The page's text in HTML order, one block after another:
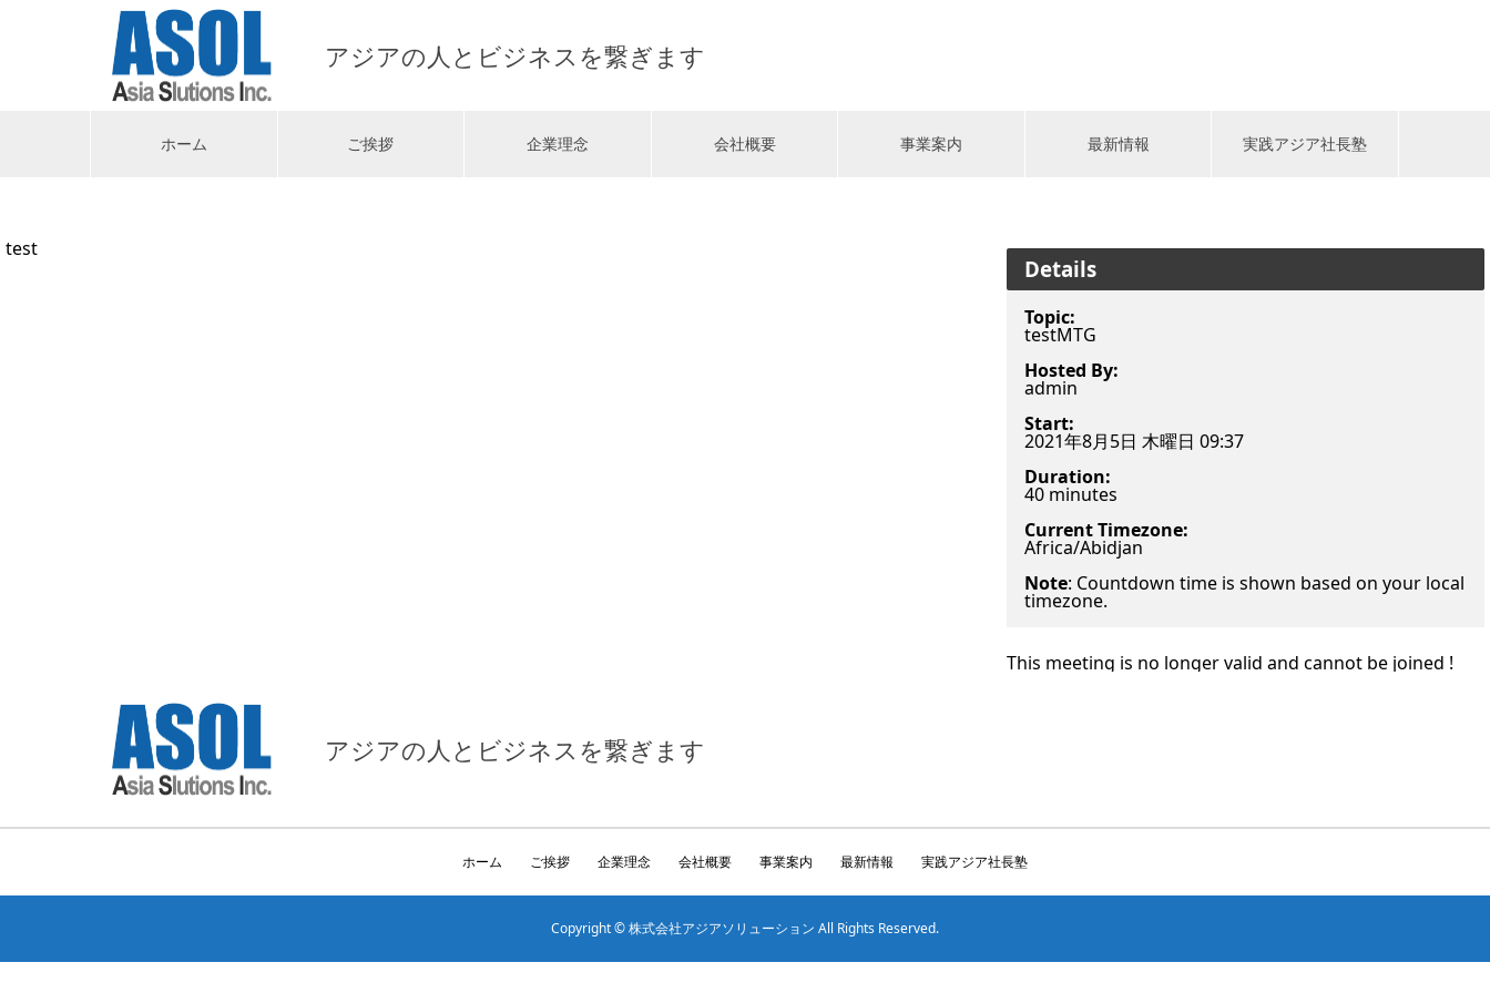
アジアの人とビジネスを繋ぎます
ホーム ご挨拶 企業理念 会社概要 事業案内 最新情報 実践アジア社長塾
test
Details
Topic:
testMTG
Hosted By:
admin
Start:
2021年8月5日 木曜日 09:37
Duration:
40 minutes
Current Timezone:
Africa/Abidjan
Note: Countdown time is shown based on your local
timezone.
This meeting is no longer valid and cannot be joined !
アジアの人とビジネスを繋ぎます
ホーム ご挨拶 企業理念 会社概要 事業案内 最新情報 実践アジア社長塾
Copyright © 株式会社アジアソリューション All Rights Reserved.